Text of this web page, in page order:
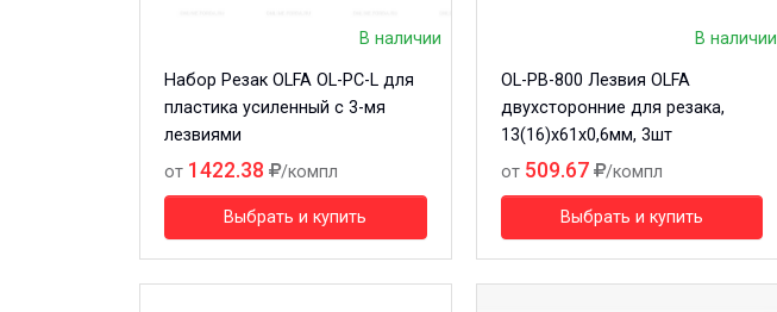
В наличии
Набор Резак OLFA OL-PC-L для
пластика усиленный с 3-мя
лезвиями
от 1422.38 /компл
Выбрать и купить
В наличии
OL-PB-800 Лезвия OLFA
двухсторонние для резака,
13(16)х61х0,6мм, 3шт
от 509.67 /компл
Выбрать и купить